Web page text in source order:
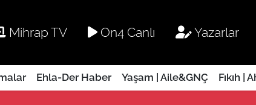
Mihrap TV On4 Canlı Yazarlar
Ehla-Der Haber Yaşam | Aile&GNÇ Fıkıh |